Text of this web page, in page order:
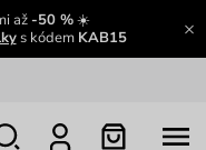
až -50 %☀️
s kódem KAB15